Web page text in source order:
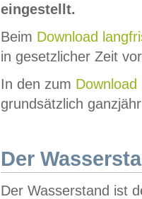
eingestellt.
Beim Download
in gesetzlicher Zeit
In den zum Download
grundsätzlich
Der
Der Wasserstand ist